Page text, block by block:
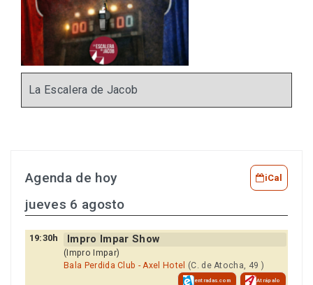
La Escalera de Jacob
Agenda de hoy iCal
jueves 6 agosto
19:30h Impro Impar Show
(Impro Impar)
Bala Perdida Club - Axel Hotel (C. de Atocha, 49 )
entradas.com Atrápalo